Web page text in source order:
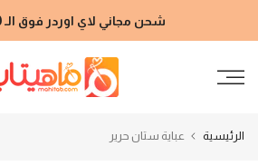
إلى
شحن مجاني لاي اوردر فوق الـ 2000 جنيه
الرئيسية عباية ستان حرير